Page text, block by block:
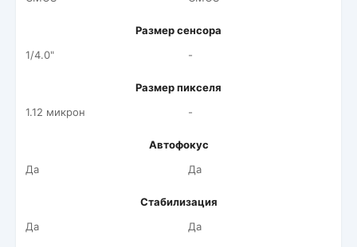
Размер сенсора
1/4.0"
-
Размер пикселя
1.12 микрон
-
Автофокус
Да
Да
Стабилизация
Да
Да